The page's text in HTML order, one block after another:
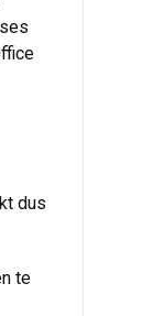
dus
te